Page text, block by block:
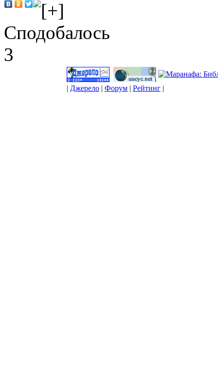
Сподобалось
3
| Джерело | Форум | Рейтинг |